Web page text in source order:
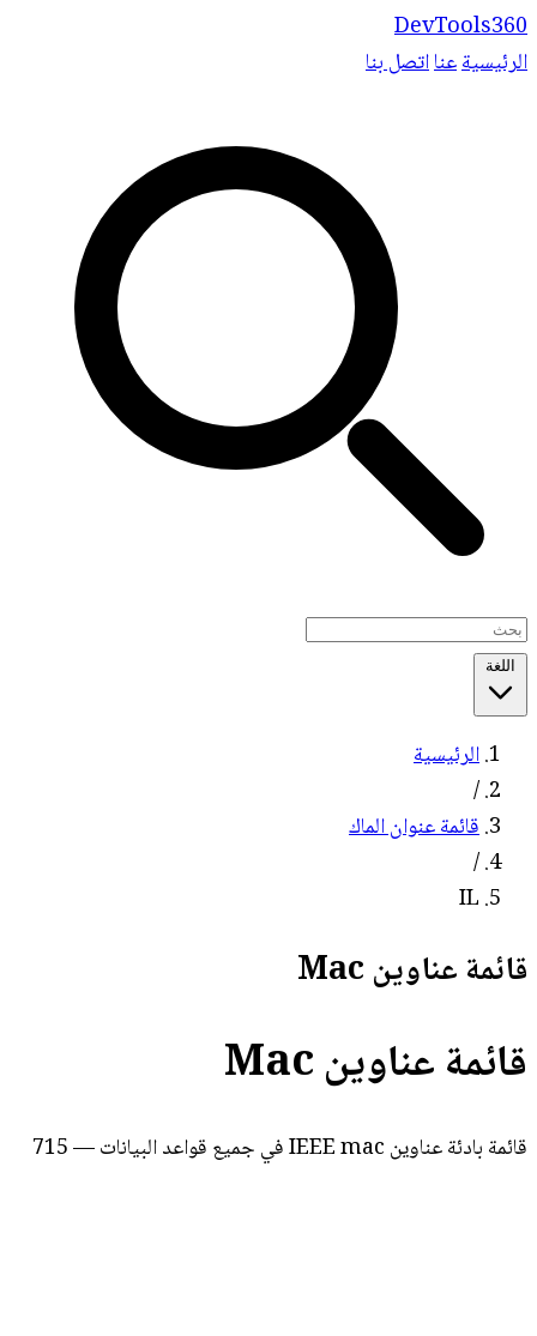
DevTools360
الرئيسيةعنااتصل بنا
اللغة
الرئيسية
/
قائمة عنوان الماك
/
IL
قائمة عناوين Mac
قائمة عناوين Mac
قائمة بادئة عناوين IEEE mac في جميع قواعد البيانات — 715